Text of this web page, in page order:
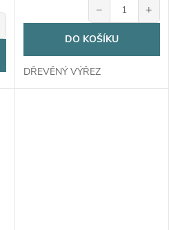
− +
DO KOŠÍKU
DŘEVĚNÝ VÝŘEZ